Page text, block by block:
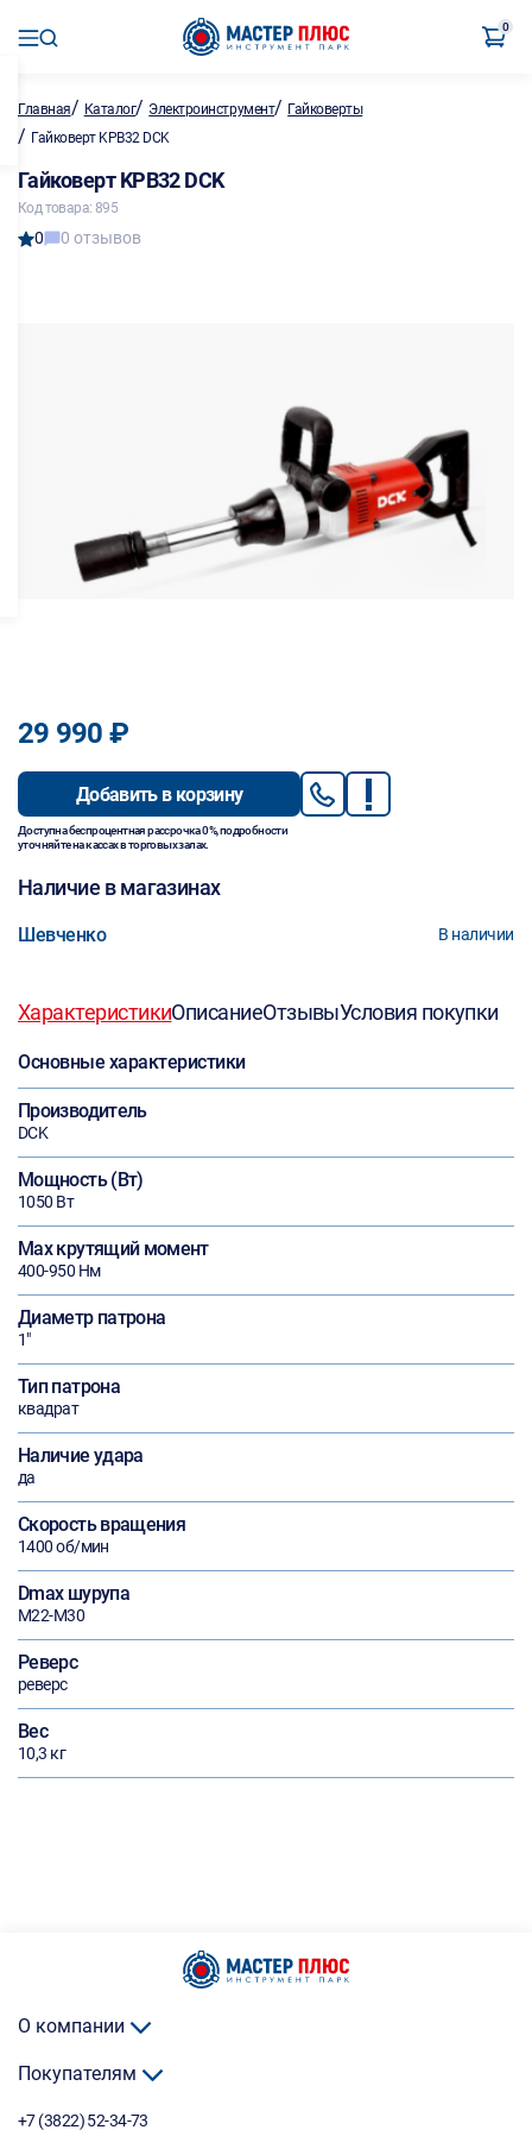
0
Главная/ Каталог/ Электроинструмент/ Гайковерты
/ Гайковерт KPB32 DCK
Гайковерт KPB32 DCK
Код товара: 895
0 0 отзывов
29 990 ₽
Добавить в корзину
Доступна беспроцентная рассрочка 0%, подробности
уточняйте на кассах в торговых залах.
Наличие в магазинах
Шевченко В наличии
ХарактеристикиОписаниеОтзывыУсловия покупки
Основные характеристики
Производитель
DCK
Мощность (Вт)
1050 Вт
Max крутящий момент
400-950 Нм
Диаметр патрона
1"
Тип патрона
квадрат
Наличие удара
да
Скорость вращения
1400 об/мин
Dmax шурупа
М22-М30
Реверс
реверс
Вес
10,3 кг
О компании
Покупателям
+7 (3822) 52-34-73